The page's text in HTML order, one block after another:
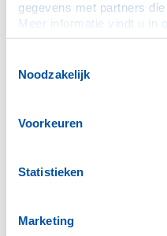
gegevens met partners
Meer informatie vindt u in
Noodzakelijk
Voorkeuren
Statistieken
Marketing
Secretaris
Veen, M van 't (Martin)